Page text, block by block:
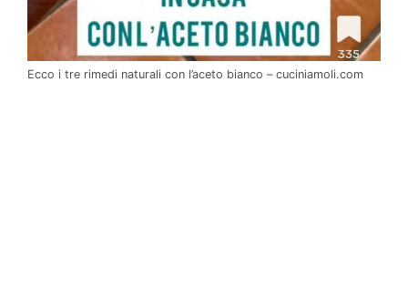
Ecco i tre rimedi naturali con l’aceto bianco – cuciniamoli.com